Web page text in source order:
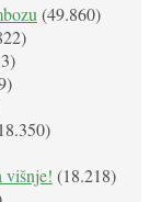
(49.860)
višnje! (18.218)